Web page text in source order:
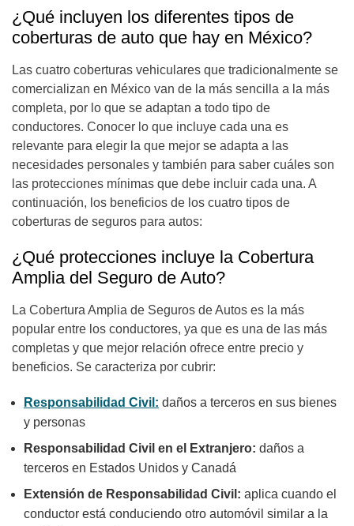
¿Qué incluyen los diferentes tipos de
coberturas de auto que hay en México?
Las cuatro coberturas vehiculares que tradicionalmente se
comercializan en México van de la más sencilla a la más
completa, por lo que se adaptan a todo tipo de
conductores. Conocer lo que incluye cada una es
relevante para elegir la que mejor se adapta a las
necesidades personales y también para saber cuáles son
las protecciones mínimas que debe incluir cada una. A
continuación, los beneficios de los cuatro tipos de
coberturas de seguros para autos:
¿Qué protecciones incluye la Cobertura
Amplia del Seguro de Auto?
La Cobertura Amplia de Seguros de Autos es la más
popular entre los conductores, ya que es una de las más
completas y que mejor relación ofrece entre precio y
beneficios. Se caracteriza por cubrir:
Responsabilidad Civil: daños a terceros en sus bienes
y personas
Responsabilidad Civil en el Extranjero: daños a
terceros en Estados Unidos y Canadá
Extensión de Responsabilidad Civil: aplica cuando el
conductor está conduciendo otro automóvil similar a la